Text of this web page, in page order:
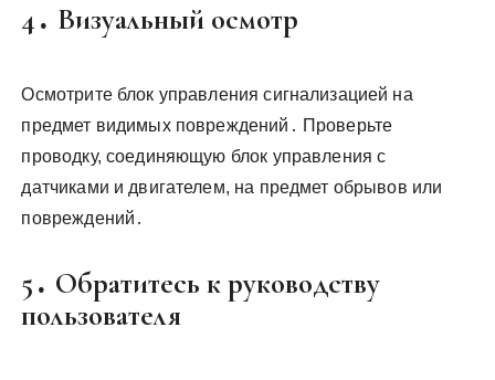
4․ Визуальный осмотр
Осмотрите блок управления сигнализацией на
предмет видимых повреждений․ Проверьте
проводку, соединяющую блок управления с
датчиками и двигателем, на предмет обрывов или
повреждений․
5․ Обратитесь к руководству
пользователя